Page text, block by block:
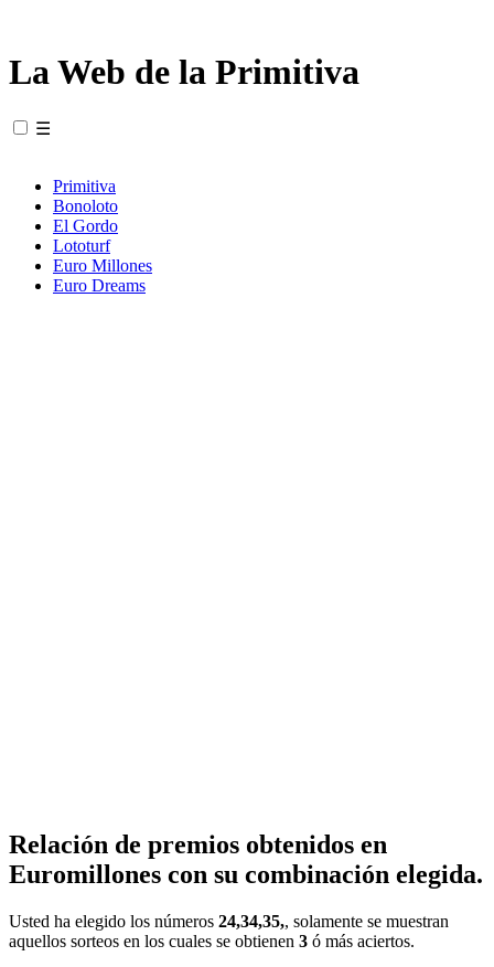
La Web de la Primitiva
☰
Primitiva
Bonoloto
El Gordo
Lototurf
Euro Millones
Euro Dreams
Relación de premios obtenidos en
Euromillones con su combinación elegida.
Usted ha elegido los números 24,34,35,, solamente se muestran
aquellos sorteos en los cuales se obtienen 3 ó más aciertos.